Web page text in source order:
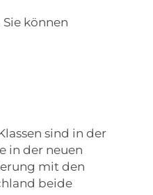
können
sind in der
in der neuen
mit den
beide